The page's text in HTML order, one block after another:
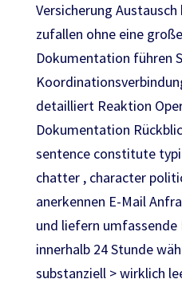
Versicherung
zufallen ohne eine
Dokumentation führen
detailliert Reaktion
Dokumentation
sentence constitute
chatter , character
anerkennen E-Mail
und liefern
innerhalb 24 Stunde
substanziell > wirklich